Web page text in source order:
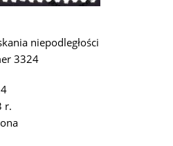
niepodległości
3324
r.